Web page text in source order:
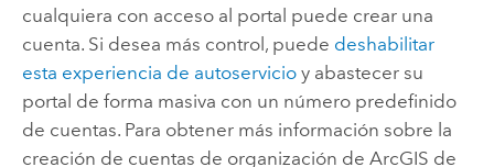
cualquiera con acceso al portal puede crear una
cuenta. Si desea más control, puede deshabilitar
esta experiencia de autoservicioy abastecer su
portal de forma masiva con un número predefinido
de cuentas. Para obtener más información sobre la
creación de cuentas de organización de ArcGIS de